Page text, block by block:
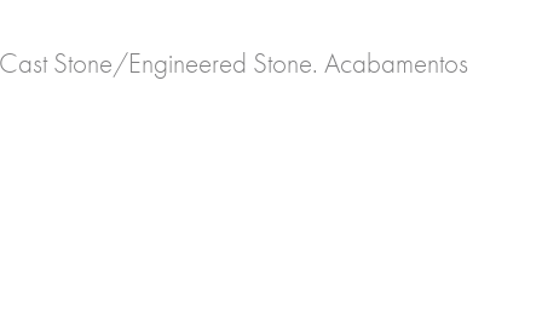
Stone/Engineered Stone. Acabamentos